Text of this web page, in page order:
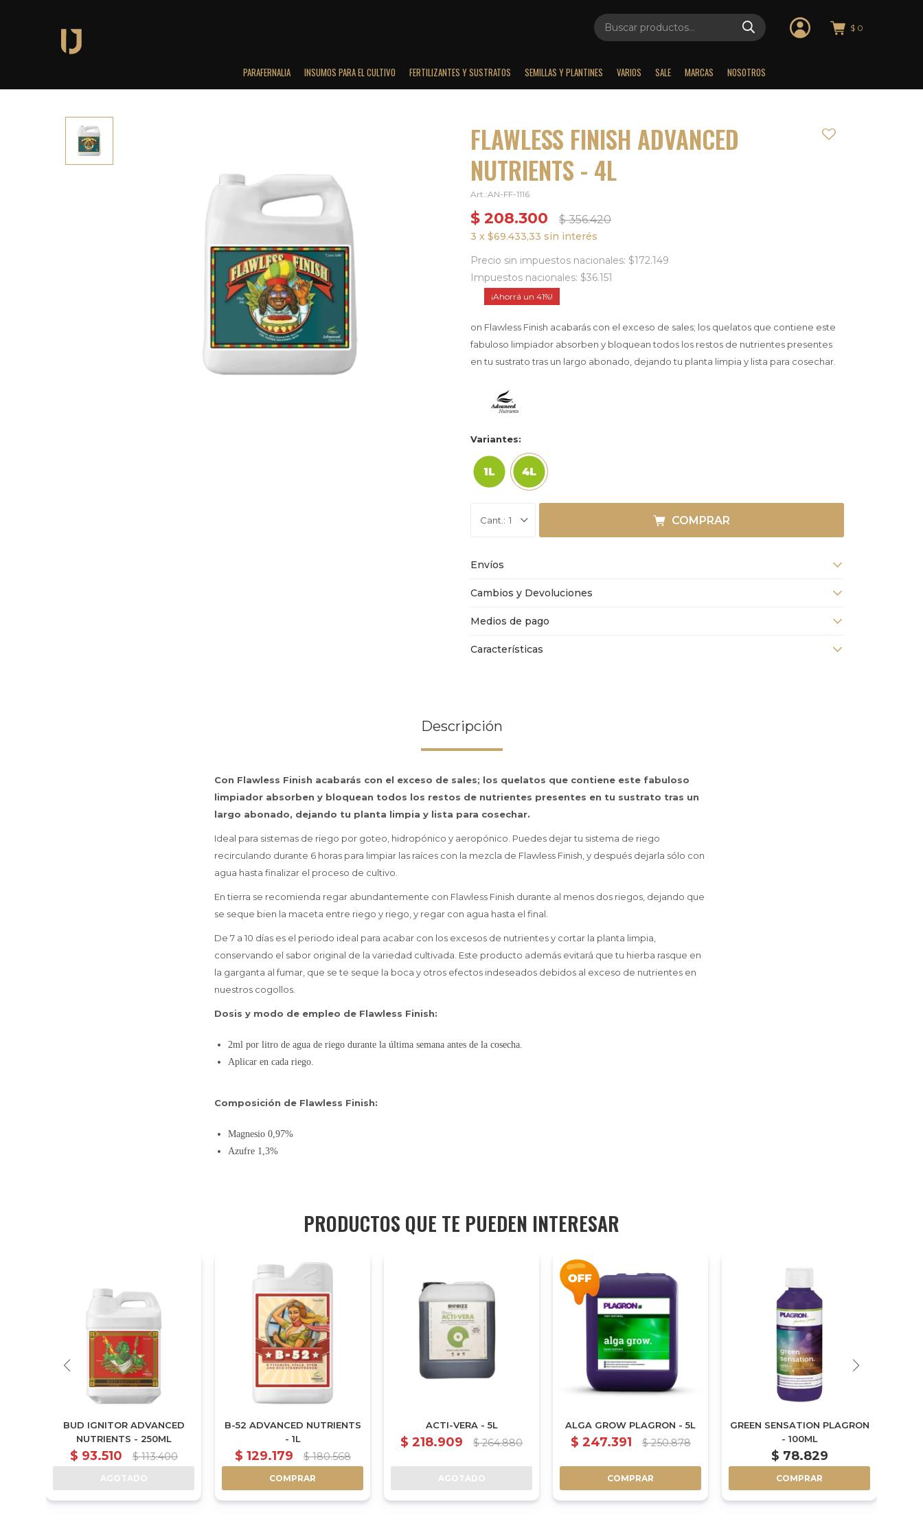
PARAFERNALIA INSUMOS PARA EL CULTIVO FERTILIZANTES Y SUSTRATOS SEMILLAS Y PLANTINES VARIOS SALE MARCAS NOSOTROS
$ 0
FLAWLESS FINISH ADVANCED
NUTRIENTS - 4L
AN-FF-1116
$ 208.300 $ 356.420
3 x $69.433,33 sin interés
Precio sin impuestos nacionales: $172.149
Impuestos nacionales: $36.151
41
on Flawless Finish acabarás con el exceso de sales; los quelatos que contiene este
fabuloso limpiador absorben y bloquean todos los restos de nutrientes presentes
en tu sustrato tras un largo abonado, dejando tu planta limpia y lista para cosechar.
Variantes:
1 COMPRAR
Envíos
Cambios y Devoluciones
Medios de pago
Características
Descripción
Con Flawless Finish acabarás con el exceso de sales; los quelatos que contiene este fabuloso
limpiador absorben y bloquean todos los restos de nutrientes presentes en tu sustrato tras un
largo abonado, dejando tu planta limpia y lista para cosechar.
Ideal para sistemas de riego por goteo, hidropónico y aeropónico. Puedes dejar tu sistema de riego
recirculando durante 6 horas para limpiar las raíces con la mezcla de Flawless Finish, y después dejarla sólo con
agua hasta finalizar el proceso de cultivo.
En tierra se recomienda regar abundantemente con Flawless Finish durante al menos dos riegos, dejando que
se seque bien la maceta entre riego y riego, y regar con agua hasta el final.
De 7 a 10 días es el periodo ideal para acabar con los excesos de nutrientes y cortar la planta limpia,
conservando el sabor original de la variedad cultivada. Este producto además evitará que tu hierba rasque en
la garganta al fumar, que se te seque la boca y otros efectos indeseados debidos al exceso de nutrientes en
nuestros cogollos.
Dosis y modo de empleo de Flawless Finish:
2ml por litro de agua de riego durante la última semana antes de la cosecha.
Aplicar en cada riego.
Composición de Flawless Finish:
Magnesio 0,97%
Azufre 1,3%
PRODUCTOS QUE TE PUEDEN INTERESAR
BUD IGNITOR ADVANCED
NUTRIENTS - 250ML
$ 93.510 $ 113.400
AGOTADO
B-52 ADVANCED NUTRIENTS
- 1L
$ 129.179 $ 180.568
COMPRAR
ACTI-VERA - 5L
$ 218.909 $ 264.880
AGOTADO
ALGA GROW PLAGRON - 5L
$ 247.391 $ 250.878
COMPRAR
GREEN SENSATION PLAGRON
- 100ML
$ 78.829
COMPRAR